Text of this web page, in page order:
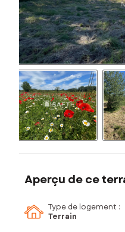
Aperçu de ce
Type de logement :
Terrain